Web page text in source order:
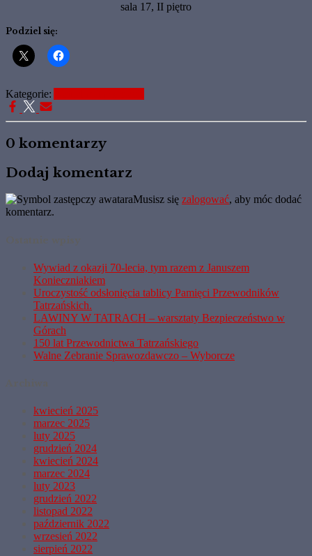
sala 17, II piętro
Podziel się:
Kategorie:
0 komentarzy
Dodaj komentarz
Musisz się zalogować, aby móc dodać
komentarz.
Wywiad z okazji 70-lecia, tym razem z Januszem
Konieczniakiem
Uroczystość odsłonięcia tablicy Pamięci Przewodników
Tatrzańskich.
LAWINY W TATRACH – warsztaty Bezpieczeństwo w
Górach
150 lat Przewodnictwa Tatrzańskiego
Walne Zebranie Sprawozdawczo – Wyborcze
kwiecień 2025
marzec 2025
luty 2025
grudzień 2024
kwiecień 2024
marzec 2024
luty 2023
grudzień 2022
listopad 2022
październik 2022
wrzesień 2022
sierpień 2022